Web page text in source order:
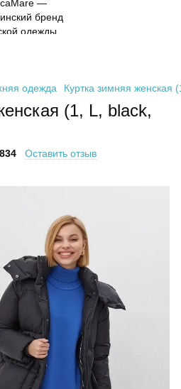
одежда Куртка зимняя женская
(1, L, black,
Оставить отзыв